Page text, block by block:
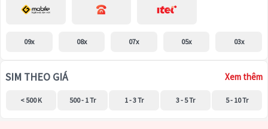
09x 08x 07x 05x 03x
SIM THEO GIÁ Xem thêm
< 500 K 500 - 1 Tr 1 - 3 Tr 3 - 5 Tr 5 - 10 Tr